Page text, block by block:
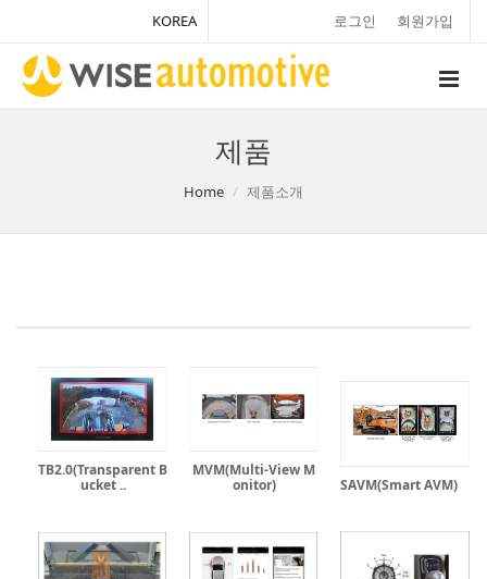
로그인 회원가입
KOREA
제품
Home 제품소개
TB2.0(Transparent B
ucket ..
MVM(Multi-View M
onitor)
SAVM(Smart AVM)